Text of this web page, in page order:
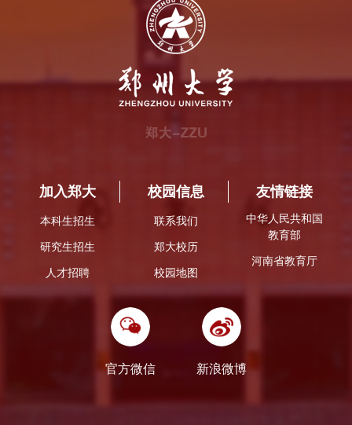
加入郑大
本科生招生
研究生招生
人才招聘
校园信息
联系我们
郑大校历
校园地图
友情链接
中华人民共和国
教育部
河南省教育厅
官方微信 新浪微博